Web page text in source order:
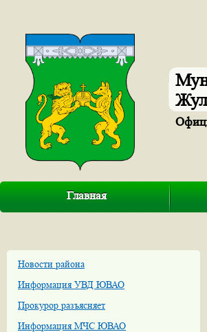
Главная
Новости района
Информация УВД ЮВАО
Прокурор разъясняет
Информация МЧС ЮВАО